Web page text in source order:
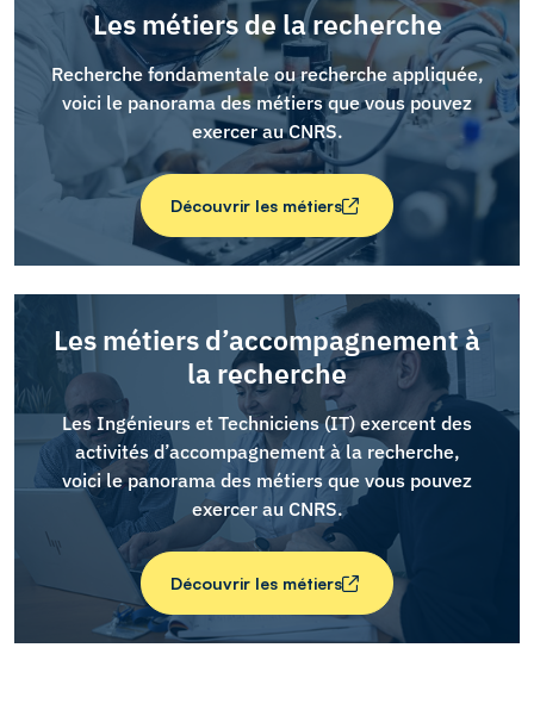
Les métiers de la recherche
Recherche fondamentale ou recherche appliquée,
voici le panorama des métiers que vous pouvez
exercer au CNRS.
Découvrir les métiers
Découvrir les métiers
Les métiers d’accompagnement à
la recherche
Les Ingénieurs et Techniciens (IT) exercent des
activités d’accompagnement à la recherche,
voici le panorama des métiers que vous pouvez
exercer au CNRS.
Découvrir les métiers
d’accompagnement à la recherche